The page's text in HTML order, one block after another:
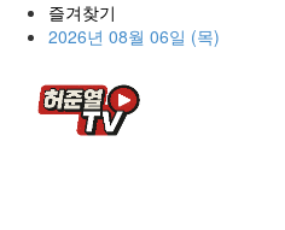
즐겨찾기
2026년 08월 06일 (목)